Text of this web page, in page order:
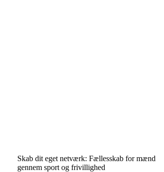
Skab dit eget netværk: Fællesskab for mænd
gennem sport og frivillighed